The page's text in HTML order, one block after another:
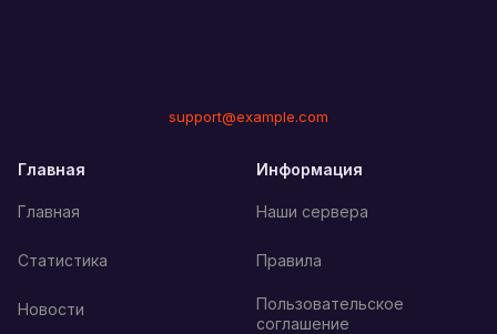
support@example.com
Главная
Главная
Статистика
Новости
Информация
Наши сервера
Правила
Пользовательское
соглашение